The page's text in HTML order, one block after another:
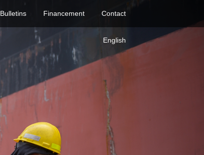
Bulletins Financement Contact
English